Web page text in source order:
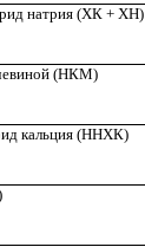
натрия (ХК + ХН)
(НКМ)
кальция (ННХК)